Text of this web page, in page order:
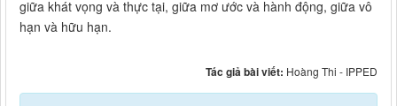
giữa khát vọng và thực tại, giữa mơ ước và hành động, giữa vô
hạn và hữu hạn.
Tác giả bài viết: Hoàng Thi - IPPED